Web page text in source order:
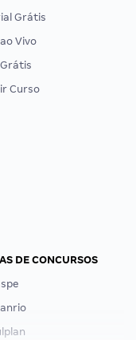
Grátis
Vivo
Curso
DE CONCURSOS